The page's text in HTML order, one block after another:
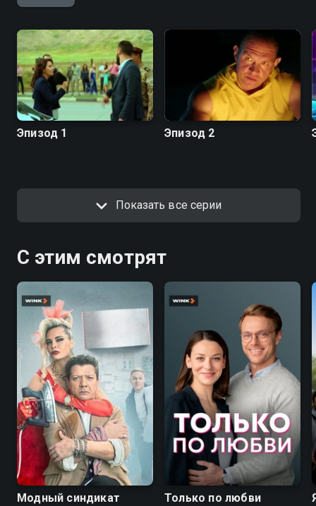
Эпизод 1 Эпизод 2
Показать все серии
С этим смотрят
7.6
Модный синдикат Только по любви